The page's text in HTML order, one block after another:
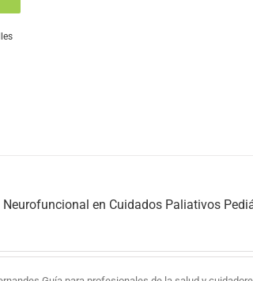
en Cuidados Paliativos